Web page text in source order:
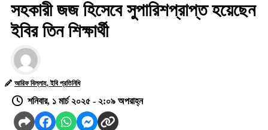
সহকারী জজ হিসেবে সুপারিশপ্রাপ্ত হয়েছেন
ইবির তিন শিক্ষার্থী
আরিফ বিল্লাহ, ইবি প্রতিনিধি
শনিবার, ১ মার্চ ২০২৫ - ২:০৯ অপরাহ্ন